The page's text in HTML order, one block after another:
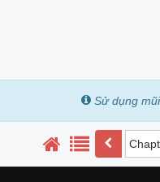
Sử dụng